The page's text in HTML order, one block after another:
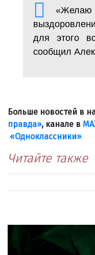
для этого
сообщил
Больше новостей в
правда», канале в
«Одноклассники».
Читайте также